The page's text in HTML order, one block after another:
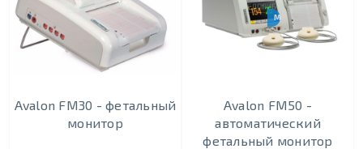
Avalon FM30 - фетальный
монитор
МОНИТОРИНГ ТРОЙНИ
Avalon FM50 -
автоматический
фетальный монитор